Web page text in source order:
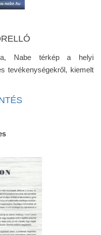
Nabe térkép a helyi
tevékenységekről, kiemelt